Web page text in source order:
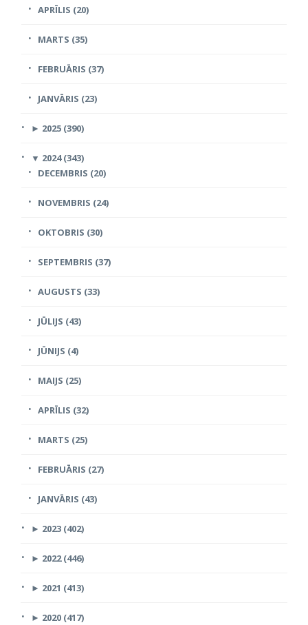
APRĪLIS (20)
MARTS (35)
FEBRUĀRIS (37)
JANVĀRIS (23)
► 2025 (390)
▼ 2024 (343)
DECEMBRIS (20)
NOVEMBRIS (24)
OKTOBRIS (30)
SEPTEMBRIS (37)
AUGUSTS (33)
JŪLIJS (43)
JŪNIJS (4)
MAIJS (25)
APRĪLIS (32)
MARTS (25)
FEBRUĀRIS (27)
JANVĀRIS (43)
► 2023 (402)
► 2022 (446)
► 2021 (413)
► 2020 (417)